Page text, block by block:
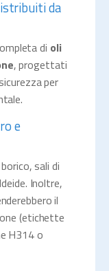
da
di oli
, progettati
per
e
sali di
Inoltre,
il
(etichette
H314 o